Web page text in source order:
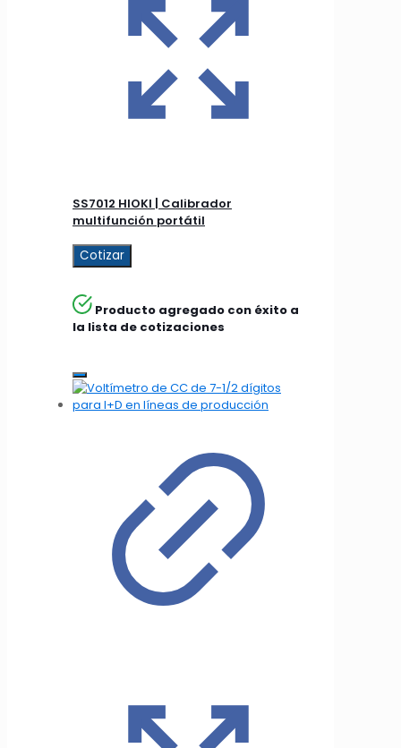
SS7012 HIOKI | Calibrador
multifunción portátil
Cotizar
Producto agregado con éxito a
la lista de cotizaciones